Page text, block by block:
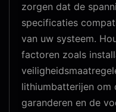
zorgen dat de
specificaties
van uw systeem.
factoren zoals
lithiumbatterijen
garanderen en de